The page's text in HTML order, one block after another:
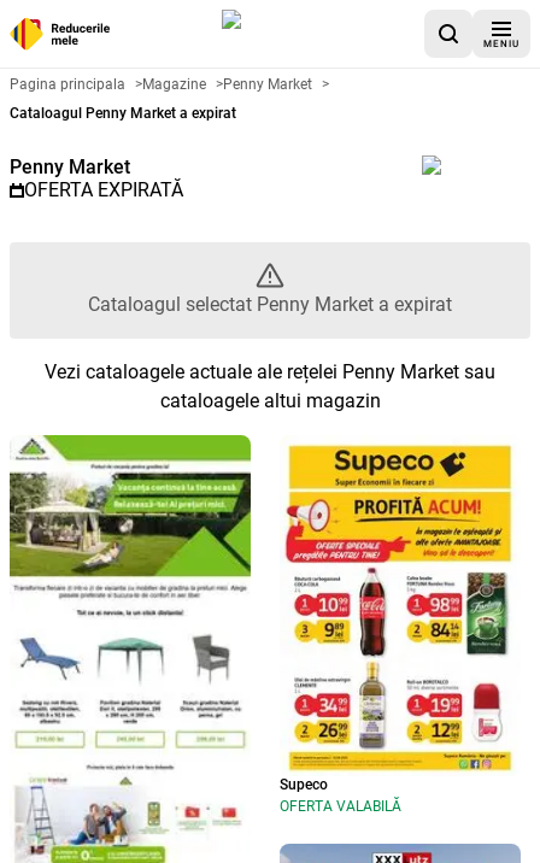
MENIU
Catalog promoțional Penny
Pagina principala >Magazine >Penny Market >
Cataloagul Penny Market a expirat
Penny Market
OFERTA EXPIRATĂ
Cataloagul selectat Penny Market a expirat
Vezi cataloagele actuale ale rețelei Penny Market sau
cataloagele altui magazin
Supeco
OFERTA VALABILĂ